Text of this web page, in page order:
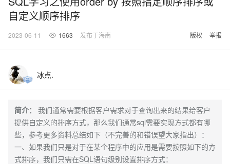
自定义顺序排序
2023-06-11 1663 发布于海南 版权 举报
冰点.
简介：
我们通常需要根据客户需求对于查询出来的结果给客户
提供自定义的排序方式，那么我们通常sql需要实现方式都有哪
些，参考更多资料总结如下（不完善的和错误望大家指出）：
一、如果我们只是对于在某个程序中的应用是需要按照如下的方
式排序，我们只需在SQL语句级别设置排序方式：